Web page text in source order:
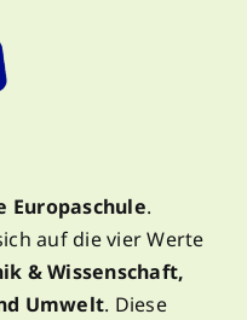
Europaschule.
auf die vier Werte
& Wissenschaft,
Umwelt. Diese